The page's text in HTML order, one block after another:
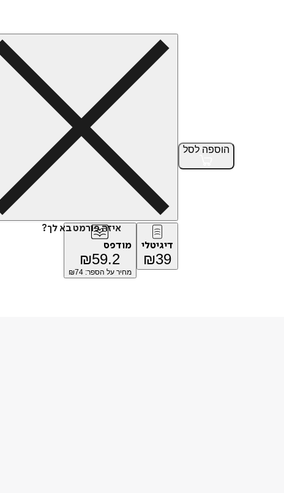
הוספה לסל
איזה פורמט בא לך?
דיגיטלי
₪39
מודפס
₪59.2
מחיר על הספר: ₪74